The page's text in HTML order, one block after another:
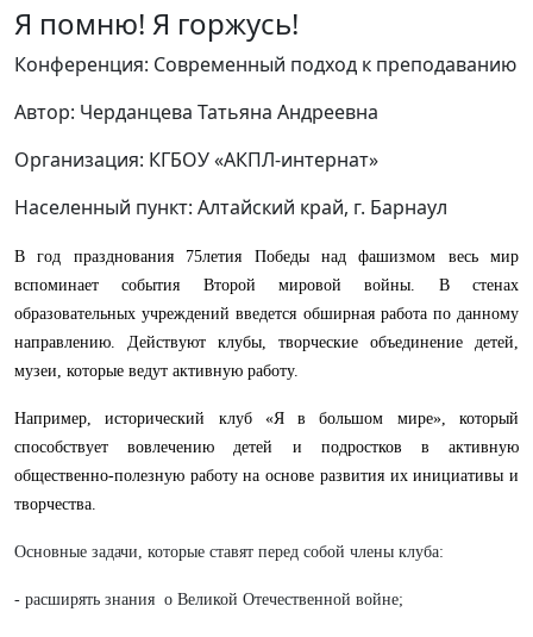
Я помню! Я горжусь!
Конференция: Современный подход к преподаванию
Автор: Черданцева Татьяна Андреевна
Организация: КГБОУ «АКПЛ-интернат»
Населенный пункт: Алтайский край, г. Барнаул
В год празднования 75летия Победы над фашизмом весь мир
вспоминает события Второй мировой войны. В стенах
образовательных учреждений введется обширная работа по данному
направлению. Действуют клубы, творческие объединение детей,
музеи, которые ведут активную работу.
Например, исторический клуб «Я в большом мире», который
способствует вовлечению детей и подростков в активную
общественно-полезную работу на основе развития их инициативы и
творчества.
Основные задачи, которые ставят перед собой члены клуба:
- расширять знания о Великой Отечественной войне;